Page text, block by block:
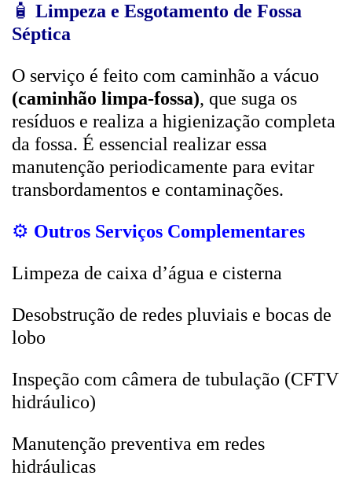
🧴 Limpeza e Esgotamento de Fossa
Séptica
O serviço é feito com caminhão a vácuo
(caminhão limpa-fossa), que suga os
resíduos e realiza a higienização completa
da fossa. É essencial realizar essa
manutenção periodicamente para evitar
transbordamentos e contaminações.
⚙️ Outros Serviços Complementares
Limpeza de caixa d’água e cisterna
Desobstrução de redes pluviais e bocas de
lobo
Inspeção com câmera de tubulação (CFTV
hidráulico)
Manutenção preventiva em redes
hidráulicas